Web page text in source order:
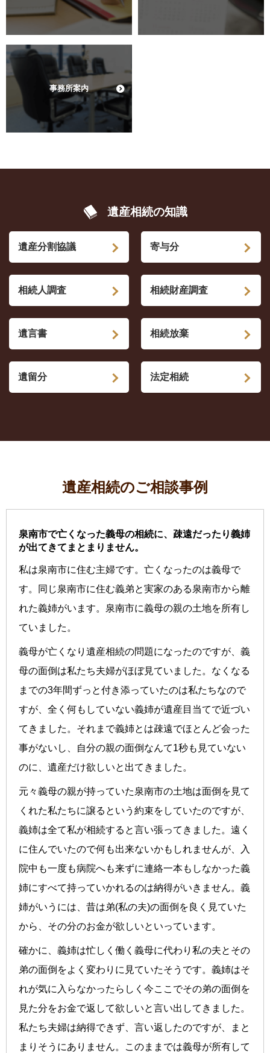
事務所案内
遺産相続の知識
遺産分割協議 寄与分
相続人調査 相続財産調査
遺言書 相続放棄
遺留分 法定相続
遺産相続のご相談事例
泉南市で亡くなった義母の相続に、疎遠だったり義姉
が出てきてまとまりません。
私は泉南市に住む主婦です。亡くなったのは義母で
す。同じ泉南市に住む義弟と実家のある泉南市から離
れた義姉がいます。泉南市に義母の親の土地を所有し
ていました。
義母が亡くなり遺産相続の問題になったのですが、義
母の面倒は私たち夫婦がほぼ見ていました。なくなる
までの3年間ずっと付き添っていたのは私たちなので
すが、全く何もしていない義姉が遺産目当てで近づい
てきました。それまで義姉とは疎遠でほとんど会った
事がないし、自分の親の面倒なんて1秒も見ていない
のに、遺産だけ欲しいと出てきました。
元々義母の親が持っていた泉南市の土地は面倒を見て
くれた私たちに譲るという約束をしていたのですが、
義姉は全て私が相続すると言い張ってきました。遠く
に住んでいたので何も出来ないかもしれませんが、入
院中も一度も病院へも来ずに連絡一本もしなかった義
姉にすべて持っていかれるのは納得がいきません。義
姉がいうには、昔は弟(私の夫)の面倒を良く見ていた
から、その分のお金が欲しいといっています。
確かに、義姉は忙しく働く義母に代わり私の夫とその
弟の面倒をよく変わりに見ていたそうです。義姉はそ
れが気に入らなかったらしく今ここでその弟の面倒を
見た分をお金で返して欲しいと言い出してきました。
私たち夫婦は納得できず、言い返したのですが、まと
まりそうにありません。このままでは義母が所有して